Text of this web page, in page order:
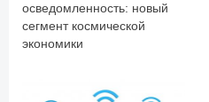
осведомленность: новый
сегмент космической
экономики